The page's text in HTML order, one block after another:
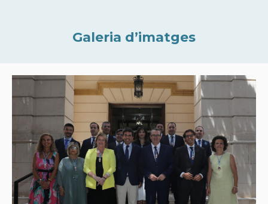
Galeria d’imatges